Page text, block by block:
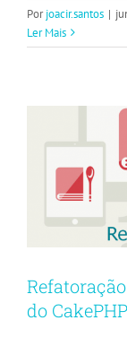
Porjoacir.santos |
Ler Mais
do